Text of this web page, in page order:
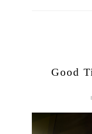
Good